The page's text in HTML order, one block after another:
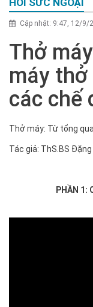
HỒI SỨC NGOẠI
Cập nhật: 9:47, 12/9/
Thở
máy thở
các chế
Thở máy: Từ tổng
Tác giả: ThS.BS
PHẦN 1: